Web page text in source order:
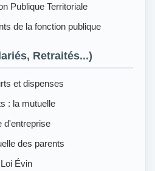
Publique Territoriale
de la fonction publique
Retraités...)
et dispenses
: la mutuelle
d'entreprise
des parents
Évin